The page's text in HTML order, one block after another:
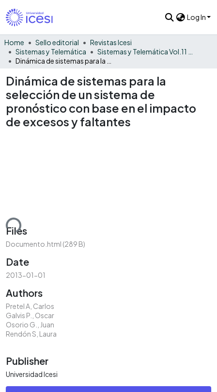
Log In
Home Sello editorial
Revistas Icesi
Sistemas y Telemática
Dinámica de sistemas para la
selección de un sistema de
pronóstico con base en el impacto
de excesos y faltantes
Files
Documento.html (289 B)
Date
2013-01-01
Authors
Pretel A, Carlos
Galvis P., Oscar
Osorio G., Juan
Rendón S, Laura
Publisher
Universidad Icesi